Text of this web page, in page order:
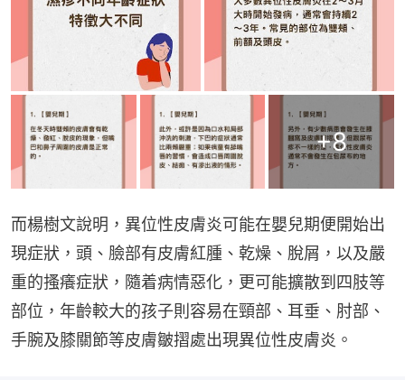
+8
而楊樹文說明，異位性皮膚炎可能在嬰兒期便開始出
現症狀，頭、臉部有皮膚紅腫、乾燥、脫屑，以及嚴
重的搔癢症狀，隨着病情惡化，更可能擴散到四肢等
部位，年齡較大的孩子則容易在頸部、耳垂、肘部、
手腕及膝關節等皮膚皺摺處出現異位性皮膚炎。